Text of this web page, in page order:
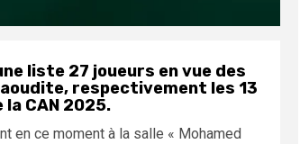
liste 27 joueurs en vue des
respectivement les 13
CAN 2025.
en ce moment à la salle « Mohamed